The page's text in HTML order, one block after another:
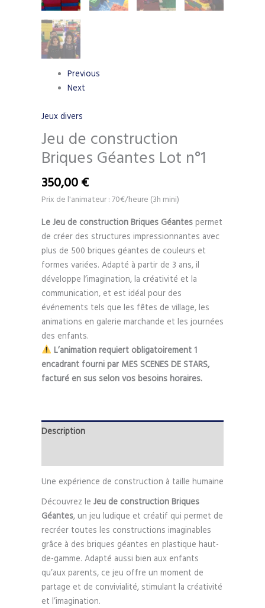
Previous
Next
Jeux divers
Jeu de construction
Briques Géantes Lot n°1
350,00 €
Prix de l'animateur : 70€/heure (3h mini)
Le Jeu de construction Briques Géantes permet
de créer des structures impressionnantes avec
plus de 500 briques géantes de couleurs et
formes variées. Adapté à partir de 3 ans, il
développe l’imagination, la créativité et la
communication, et est idéal pour des
événements tels que les fêtes de village, les
animations en galerie marchande et les journées
des enfants.
L’animation requiert obligatoirement 1
encadrant fourni par MES SCENES DE STARS,
facturé en sus selon vos besoins horaires.
Description
Une expérience de construction à taille humaine
Découvrez le Jeu de construction Briques
Géantes, un jeu ludique et créatif qui permet de
recréer toutes les constructions imaginables
grâce à des briques géantes en plastique haut-
de-gamme. Adapté aussi bien aux enfants
qu’aux parents, ce jeu offre un moment de
partage et de convivialité, stimulant la créativité
et l’imagination.